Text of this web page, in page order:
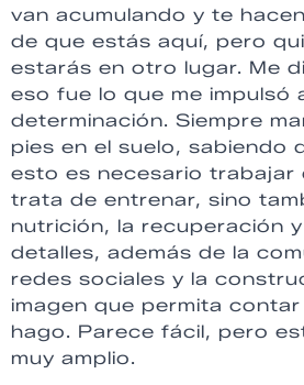
van acumulando y te
de que estás aquí, pero
estarás en otro lugar. Me
eso fue lo que me impulsó
determinación. Siempre
pies en el suelo, sabiendo
esto es necesario trabajar
trata de entrenar, sino
nutrición, la recuperación
detalles, además de la
redes sociales y la
imagen que permita
hago. Parece fácil, pero
muy amplio.